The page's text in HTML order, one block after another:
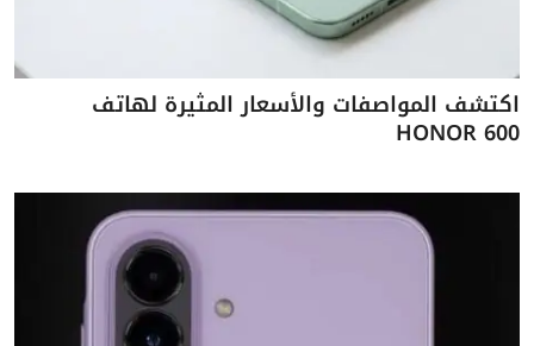
اكتشف المواصفات والأسعار المثيرة لهاتف
HONOR 600